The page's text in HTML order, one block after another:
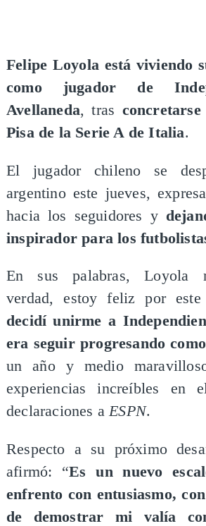
Felipe Loyola está viviendo
como jugador de
Avellaneda, tras
Pisa de la Serie A de Italia.
El jugador chileno se
argentino este jueves,
hacia los seguidores y
inspirador para los
En sus palabras, Loyola
verdad, estoy feliz por este
decidí unirme a
era seguir progresando
un año y medio
experiencias increíbles en
declaraciones aESPN.
Respecto a su próximo
afirmó: “Es un nuevo
enfrento con entusiasmo,
de demostrar mi valía